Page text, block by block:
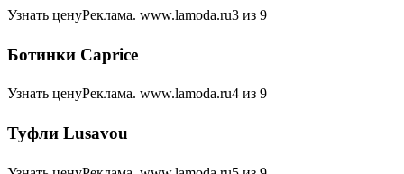
Узнать ценуРеклама. www.lamoda.ru3 из 9
Ботинки Caprice
Узнать ценуРеклама. www.lamoda.ru4 из 9
Туфли Lusavou